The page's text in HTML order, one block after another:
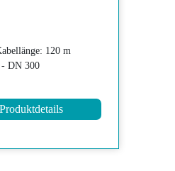
120 m
DN 300
Produktdetails